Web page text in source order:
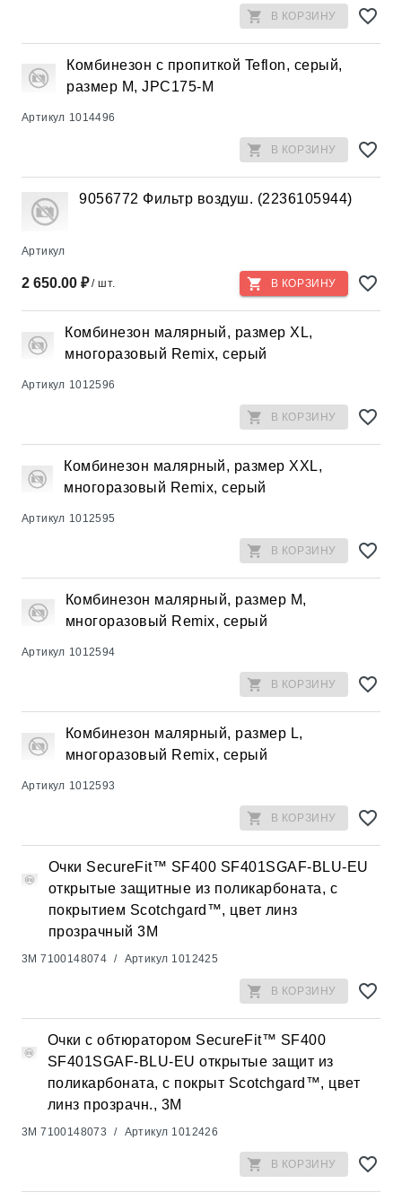
В КОРЗИНУ
Комбинезон с пропиткой Teflon, серый,
размер М, JPC175-M
Артикул 1014496
В КОРЗИНУ
9056772 Фильтр воздуш. (2236105944)
Артикул
2 650.00 ₽/ шт. В КОРЗИНУ
Комбинезон малярный, размер XL,
многоразовый Remix, серый
Артикул 1012596
В КОРЗИНУ
Комбинезон малярный, размер XXL,
многоразовый Remix, серый
Артикул 1012595
В КОРЗИНУ
Комбинезон малярный, размер М,
многоразовый Remix, серый
Артикул 1012594
В КОРЗИНУ
Комбинезон малярный, размер L,
многоразовый Remix, серый
Артикул 1012593
В КОРЗИНУ
Очки SecureFit™ SF400 SF401SGAF-BLU-EU
открытые защитные из поликарбоната, с
покрытием Scotchgard™, цвет линз
прозрачный 3М
3M 7100148074 / Артикул 1012425
В КОРЗИНУ
Очки с обтюратором SecureFit™ SF400
SF401SGAF-BLU-EU открытые защит из
поликарбоната, с покрыт Scotchgard™, цвет
линз прозрачн., 3М
3M 7100148073 / Артикул 1012426
В КОРЗИНУ